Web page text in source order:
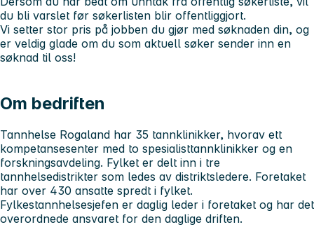
du bli varslet før søkerlisten blir offentliggjort.
Vi setter stor pris på jobben du gjør med søknaden din, og
er veldig glade om du som aktuell søker sender inn en
søknad til oss!
Om bedriften
Tannhelse Rogaland har 35 tannklinikker, hvorav ett
kompetansesenter med to spesialisttannklinikker og en
forskningsavdeling. Fylket er delt inn i tre
tannhelsedistrikter som ledes av distriktsledere. Foretaket
har over 430 ansatte spredt i fylket.
Fylkestannhelsesjefen er daglig leder i foretaket og har det
overordnede ansvaret for den daglige driften.